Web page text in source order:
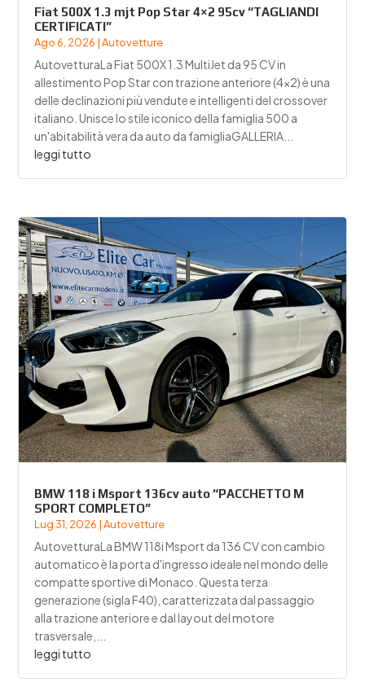
Fiat 500X 1.3 mjt Pop Star 4×2 95cv “TAGLIANDI
CERTIFICATI”
Ago 6, 2026 |Autovetture
AutovetturaLa Fiat 500X 1.3 MultiJet da 95 CV in
allestimento Pop Star con trazione anteriore (4x2) è una
delle declinazioni più vendute e intelligenti del crossover
italiano. Unisce lo stile iconico della famiglia 500 a
un'abitabilità vera da auto da famigliaGALLERIA...
leggi tutto
BMW 118 i Msport 136cv auto “PACCHETTO M
SPORT COMPLETO”
Lug 31, 2026 |Autovetture
AutovetturaLa BMW 118i Msport da 136 CV con cambio
automatico è la porta d'ingresso ideale nel mondo delle
compatte sportive di Monaco. Questa terza
generazione (sigla F40), caratterizzata dal passaggio
alla trazione anteriore e dal layout del motore
trasversale,...
leggi tutto